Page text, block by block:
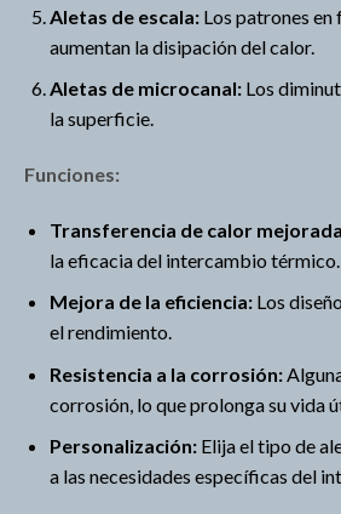
Aletas de escala:Los patrones en
aumentan la disipación del calor.
Aletas de microcanal:Los
la superficie.
Funciones:
Transferencia de calor
la eficacia del intercambio térmico.
Mejora de la eficiencia:Los
el rendimiento.
Resistencia a la corrosión:
corrosión, lo que prolonga su vida
Personalización:Elija el tipo de
a las necesidades específicas del